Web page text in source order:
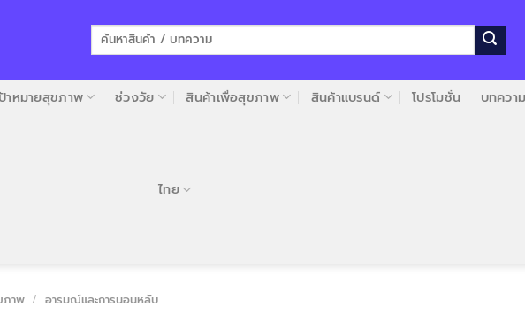
ค้นหา:
าหมายสุขภาพ ช่วงวัย สินค้าเพื่อสุขภาพ สินค้าแบรนด์ โปรโมชั่น บทความ
ไทย
ภาพ / อารมณ์และการนอนหลับ